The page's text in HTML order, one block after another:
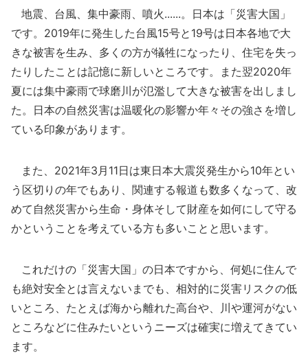
地震、台風、集中豪雨、噴火......。日本は「災害大国」
です。2019年に発生した台風15号と19号は日本各地で大
きな被害を生み、多くの方が犠牲になったり、住宅を失っ
たりしたことは記憶に新しいところです。また翌2020年
夏には集中豪雨で球磨川が氾濫して大きな被害を出しまし
た。日本の自然災害は温暖化の影響か年々その強さを増し
ている印象があります。
また、2021年3月11日は東日本大震災発生から10年とい
う区切りの年でもあり、関連する報道も数多くなって、改
めて自然災害から生命・身体そして財産を如何にして守る
かということを考えている方も多いことと思います。
これだけの「災害大国」の日本ですから、何処に住んで
も絶対安全とは言えないまでも、相対的に災害リスクの低
いところ、たとえば海から離れた高台や、川や運河がない
ところなどに住みたいというニーズは確実に増えてきてい
ます。